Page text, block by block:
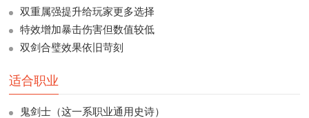
双重属强提升给玩家更多选择
特效增加暴击伤害但数值较低
双剑合璧效果依旧苛刻
适合职业
鬼剑士（这一系职业通用史诗）